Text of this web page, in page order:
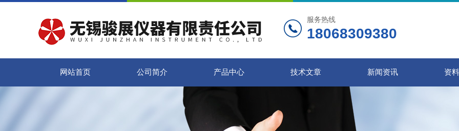
服务热线
18068309380
网站首页 公司简介 产品中心 技术文章 新闻资讯 资